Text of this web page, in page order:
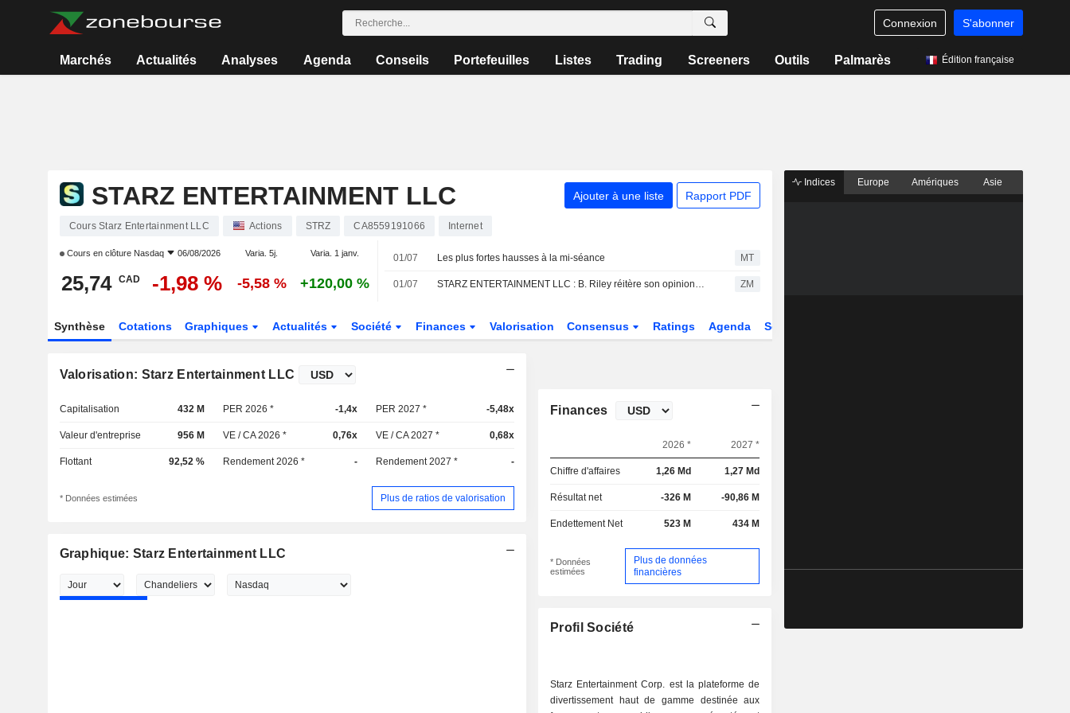
Connexion S'abonner
Marchés Actualités Analyses Agenda Conseils Portefeuilles Listes Trading Screeners Outils Palmarès Édition française
STARZ ENTERTAINMENT LLC Ajouter à une liste Rapport PDF
Cours Starz Entertainment LLC Actions STRZ CA8559191066 Internet
Cours en clôture Nasdaq 06/08/2026 Varia. 5j. Varia. 1 janv.
25,74 CAD -1,98 % -5,58 % +120,00 %
01/07 Les plus fortes hausses à la mi-séance MT
01/07 STARZ ENTERTAINMENT LLC : B. Riley réitère son opinion positive sur le titre ZM
Synthèse Cotations Graphiques Actualités Société Finances Valorisation Consensus Ratings Agenda Secteur
Valorisation: Starz Entertainment LLC
Capitalisation 432 M PER 2026 * -1,4x PER 2027 * -5,48x
Valeur d'entreprise 956 M VE / CA 2026 * 0,76x VE / CA 2027 * 0,68x
Flottant 92,52 % Rendement 2026 * - Rendement 2027 * -
* Données estimées Plus de ratios de valorisation
Graphique: Starz Entertainment LLC
Finances
2026 * 2027 *
Chiffre d'affaires 1,26 Md 1,27 Md
Résultat net -326 M -90,86 M
Endettement Net 523 M 434 M
* Données
estimées
Plus de données
financières
Profil Société
Starz Entertainment Corp. est la plateforme de
divertissement haut de gamme destinée aux
Indices Europe Amériques Asie